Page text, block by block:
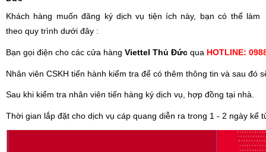
Khách hàng muốn đăng ký dịch vụ tiện ích này, bạn có thể làm
theo quy trình dưới đây :
Bạn gọi điện cho các cửa hàng Viettel Thủ Đức qua HOTLINE:
Nhân viên CSKH tiến hành kiểm tra để có thêm thông tin và sau đó
Sau khi kiểm tra nhân viên tiến hàng ký dịch vụ, hợp đồng tại nhà.
Thời gian lắp đặt cho dịch vụ cáp quang diễn ra trong 1 - 2 ngày kể